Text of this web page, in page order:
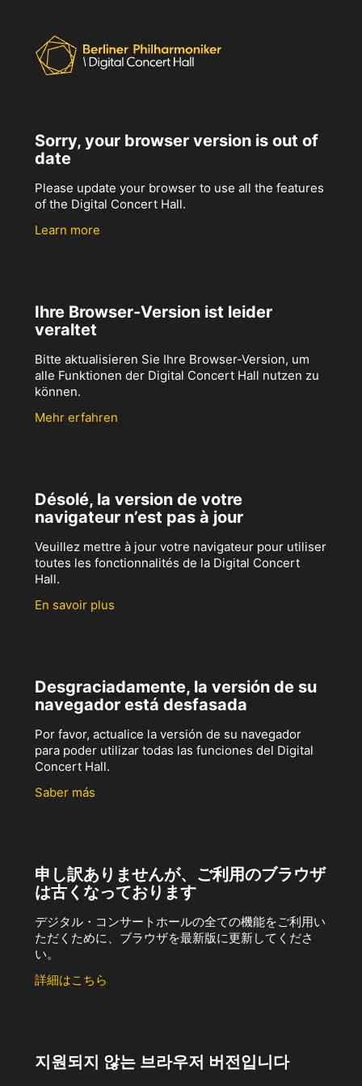
Sorry, your browser version is out of
date
Please update your browser to use all the features
of the Digital Concert Hall.
Learn more
Ihre Browser-Version ist leider
veraltet
Bitte aktualisieren Sie Ihre Browser-Version, um
alle Funktionen der Digital Concert Hall nutzen zu
können.
Mehr erfahren
Désolé, la version de votre
navigateur n’est pas à jour
Veuillez mettre à jour votre navigateur pour utiliser
toutes les fonctionnalités de la Digital Concert
Hall.
En savoir plus
Desgraciadamente, la versión de su
navegador está desfasada
Por favor, actualice la versión de su navegador
para poder utilizar todas las funciones del Digital
Concert Hall.
Saber más
申し訳ありませんが、ご利用のブラウザ
は古くなっております
デジタル・コンサートホールの全ての機能をご利用い
ただくために、ブラウザを最新版に更新してくださ
い。
詳細はこちら
지원되지 않는 브라우저 버전입니다